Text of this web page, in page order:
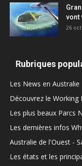
vont
26
Rubriques
Les News en Australie
Découvrez le Working
Les plus beaux Parcs
Les dernières infos
Australie de l'Ouest -
Les états et les